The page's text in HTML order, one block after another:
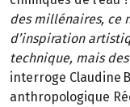
des millénaires, ce
d’inspiration
technique, mais
interroge Claudine
anthropologique